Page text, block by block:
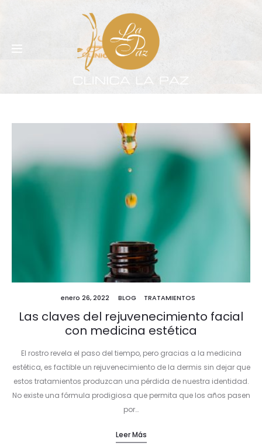
enero 26, 2022 BLOG TRATAMIENTOS
Las claves del rejuvenecimiento facial
con medicina estética
El rostro revela el paso del tiempo, pero gracias a la medicina
estética, es factible un rejuvenecimiento de la dermis sin dejar que
estos tratamientos produzcan una pérdida de nuestra identidad.
No existe una fórmula prodigiosa que permita que los años pasen
por…
Leer Más